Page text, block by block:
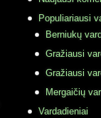
Populiariausi
Berniukų
Gražiausi
Gražiausi
Mergaičių
Vardadieniai